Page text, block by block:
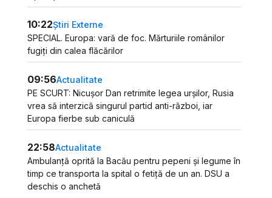
10:22Știri Externe
SPECIAL. Europa: vară de foc. Mărturiile românilor
fugiți din calea flăcărilor
09:56Actualitate
PE SCURT: Nicușor Dan retrimite legea urșilor, Rusia
vrea să interzică singurul partid anti-război, iar
Europa fierbe sub caniculă
22:58Actualitate
Ambulanță oprită la Bacău pentru pepeni și legume în
timp ce transporta la spital o fetiță de un an. DSU a
deschis o anchetă